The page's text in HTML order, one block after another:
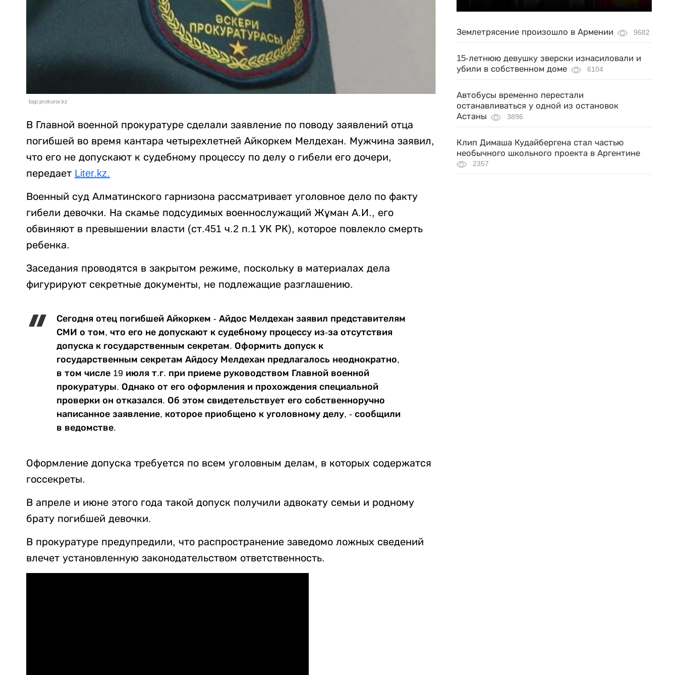
bap.prokuror.kz
В Главной военной прокуратуре сделали заявление по поводу заявлений отца
погибшей во время кантара четырехлетней Айкоркем Мелдехан. Мужчина заявил,
что его не допускают к судебному процессу по делу о гибели его дочери,
передает Liter.kz.
Военный суд Алматинского гарнизона рассматривает уголовное дело по факту
гибели девочки. На скамье подсудимых военнослужащий Жұман А.И., его
обвиняют в превышении власти (ст.451 ч.2 п.1 УК РК), которое повлекло смерть
ребенка.
Заседания проводятся в закрытом режиме, поскольку в материалах дела
фигурируют секретные документы, не подлежащие разглашению.
Сегодня отец погибшей Айкоркем - Айдос Мелдехан заявил представителям
СМИ о том, что его не допускают к судебному процессу из-за отсутствия
допуска к государственным секретам. Оформить допуск к
государственным секретам Айдосу Мелдехан предлагалось неоднократно,
в том числе 19 июля т.г. при приеме руководством Главной военной
прокуратуры. Однако от его оформления и прохождения специальной
проверки он отказался. Об этом свидетельствует его собственноручно
написанное заявление, которое приобщено к уголовному делу, - сообщили
в ведомстве.
Оформление допуска требуется по всем уголовным делам, в которых содержатся
госсекреты.
В апреле и июне этого года такой допуск получили адвокату семьи и родному
брату погибшей девочки.
В прокуратуре предупредили, что распространение заведомо ложных сведений
влечет установленную законодательством ответственность.
Землетрясение произошло в Армении 9682
15-летнюю девушку зверски изнасиловали и
убили в собственном доме
6104
Автобусы временно перестали
останавливаться у одной из остановок
Астаны
3896
Клип Димаша Кудайбергена стал частью
необычного школьного проекта в Аргентине
2357